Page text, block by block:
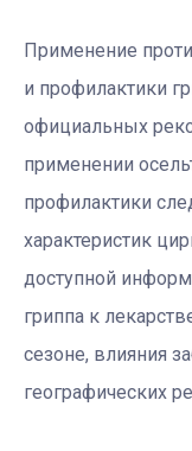
Применение
и профилактики
официальных
применении
профилактики
характеристик
доступной
гриппа к
сезоне, влияния
географических